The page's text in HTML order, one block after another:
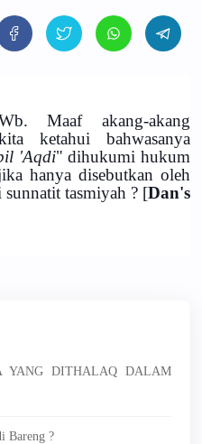
Maaf akang-akang
ketahui bahwasanya
'Aqdi" dihukumi hukum
hanya disebutkan oleh
tasmiyah ? [Dan's
YANG DITHALAQ DALAM
Bareng ?